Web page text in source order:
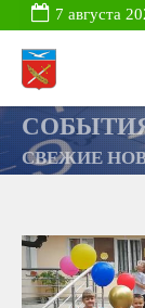
7 августа
СВЕЖИЕ